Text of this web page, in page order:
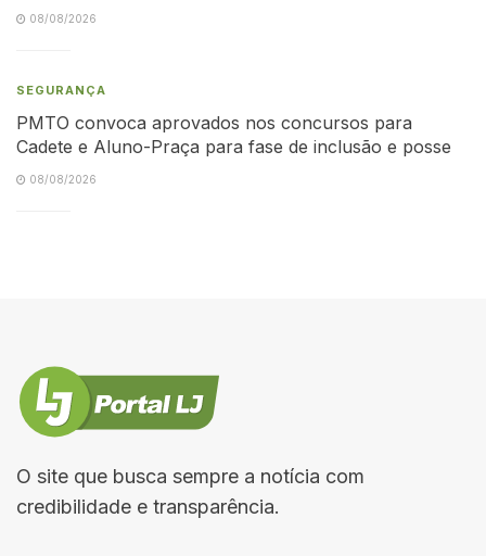
08/08/2026
SEGURANÇA
PMTO convoca aprovados nos concursos para
Cadete e Aluno-Praça para fase de inclusão e posse
08/08/2026
O site que busca sempre a notícia com
credibilidade e transparência.